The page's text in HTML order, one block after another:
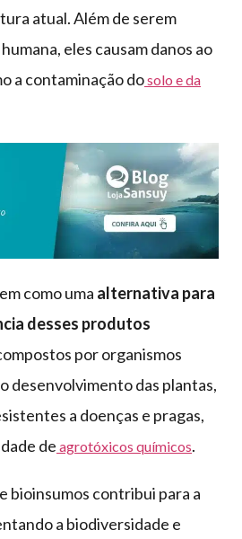
atual. Além de serem
eles causam danos ao
a contaminação dosolo e da
como uma alternativa para
desses produtos
por organismos
desenvolvimento das plantas,
a doenças e pragas,
de agrotóxicos químicos.
bioinsumos contribui para a
a biodiversidade e